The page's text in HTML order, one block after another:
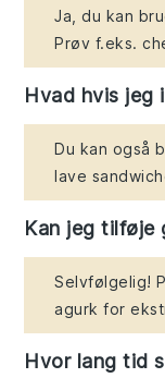
Ja, du kan
Prøv f.eks.
Hvad hvis jeg
Du kan også
lave
Kan jeg tilføje
Selvfølgelig!
agurk for
Hvor lang tid